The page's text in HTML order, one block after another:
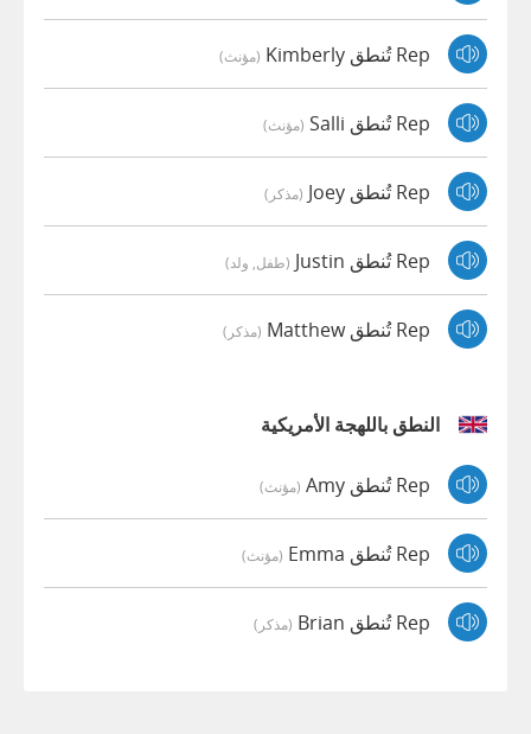
Rep تُنطق Kimberly (مؤنث)
Rep تُنطق Salli (مؤنث)
Rep تُنطق Joey (مذكر)
Rep تُنطق Justin (طفل, ولد)
Rep تُنطق Matthew (مذكر)
النطق باللهجة الأمريكية
Rep تُنطق Amy (مؤنث)
Rep تُنطق Emma (مؤنث)
Rep تُنطق Brian (مذكر)